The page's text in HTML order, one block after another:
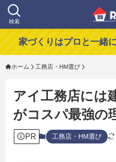
検索
家づくりはプロと一緒
ホーム 工務店・HM選び
アイ工務店には
がコスパ最強の
PR 工務店・HM選び